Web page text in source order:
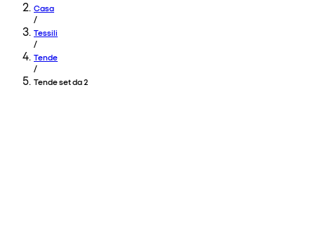
Casa
/
Tessili
/
Tende
/
Tende set da 2